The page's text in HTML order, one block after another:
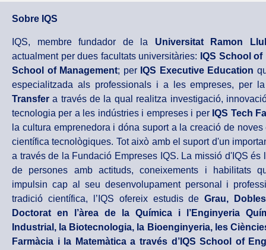
Sobre IQS
IQS, membre fundador de la Universitat Ramon
actualment per dues facultats universitàries: IQS School
School of Management; per IQS Executive Education
especialitzada als professionals i a les empreses, per
Transfer a través de la qual realitza investigació,
tecnologia per a les indústries i empreses i per IQS Tech
la cultura emprenedora i dóna suport a la creació de
científica tecnològiques. Tot això amb el suport d'un
a través de la Fundació Empreses IQS. La missió d'IQS és
de persones amb actituds, coneixements i habilitats
impulsin cap al seu desenvolupament personal i
tradició científica, l’IQS ofereix estudis deGrau,
Doctorat en l’àrea de la Química i l’Enginyeria
Industrial, la Biotecnologia, la Bioenginyeria, les
Farmàcia i la Matemàtica a través d’IQS School of